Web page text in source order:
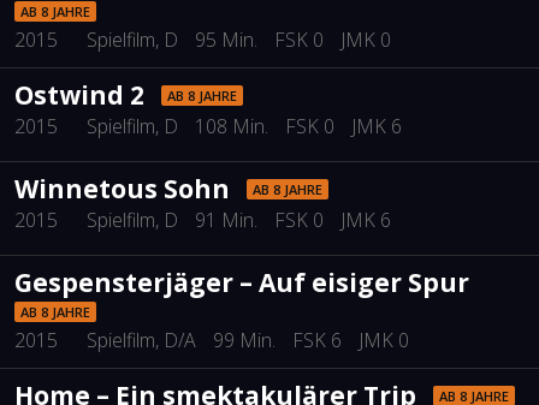
AB 8 JAHRE
2015 Spielfilm, D 95 Min. FSK 0 JMK 0
Ostwind 2 AB 8 JAHRE
2015 Spielfilm, D 108 Min. FSK 0 JMK 6
Winnetous Sohn AB 8 JAHRE
2015 Spielfilm, D 91 Min. FSK 0 JMK 6
Gespensterjäger – Auf eisiger Spur
AB 8 JAHRE
2015 Spielfilm, D/A 99 Min. FSK 6 JMK 0
Home – Ein smektakulärer Trip AB 8 JAHRE